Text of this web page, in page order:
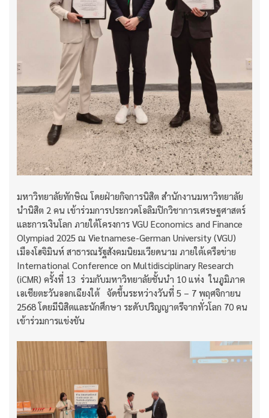
มหาวิทยาลัยทักษิณ โดยฝ่ายกิจการนิสิต สำนักงานมหาวิทยาลัย
นำนิสิต 2 คน เข้าร่วมการประกวดโอลิมปิกวิชาการเศรษฐศาสตร์
และการเงินโลก ภายใต้โครงการ VGU Economics and Finance
Olympiad 2025 ณ Vietnamese-German University (VGU)
เมืองโฮจิมินห์ สาธารณรัฐสังคมนิยมเวียดนาม ภายใต้เครือข่าย
International Conference on Multidisciplinary Research
(iCMR) ครั้งที่ 13 ร่วมกับมหาวิทยาลัยชั้นนำ 10 แห่ง ในภูมิภาค
เอเชียตะวันออกเฉียงใต้ จัดขึ้นระหว่างวันที่ 5 – 7 พฤศจิกายน
2568 โดยมีนิสิตและนักศึกษา ระดับปริญญาตรีจากทั่วโลก 70 คน
เข้าร่วมการแข่งขัน